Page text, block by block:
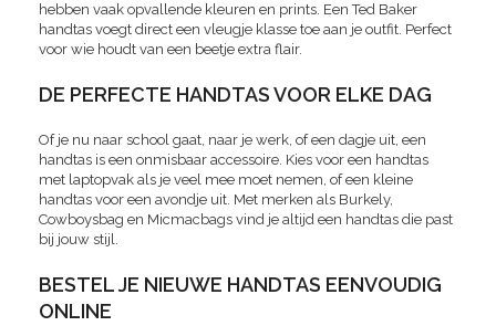
hebben vaak opvallende kleuren en prints. Een Ted Baker
handtas voegt direct een vleugje klasse toe aan je outfit. Perfect
voor wie houdt van een beetje extra flair.
DE PERFECTE HANDTAS VOOR ELKE DAG
Of je nu naar school gaat, naar je werk, of een dagje uit, een
handtas is een onmisbaar accessoire. Kies voor een handtas
met laptopvak als je veel mee moet nemen, of een kleine
handtas voor een avondje uit. Met merken als Burkely,
Cowboysbag en Micmacbags vind je altijd een handtas die past
bij jouw stijl.
BESTEL JE NIEUWE HANDTAS EENVOUDIG
ONLINE